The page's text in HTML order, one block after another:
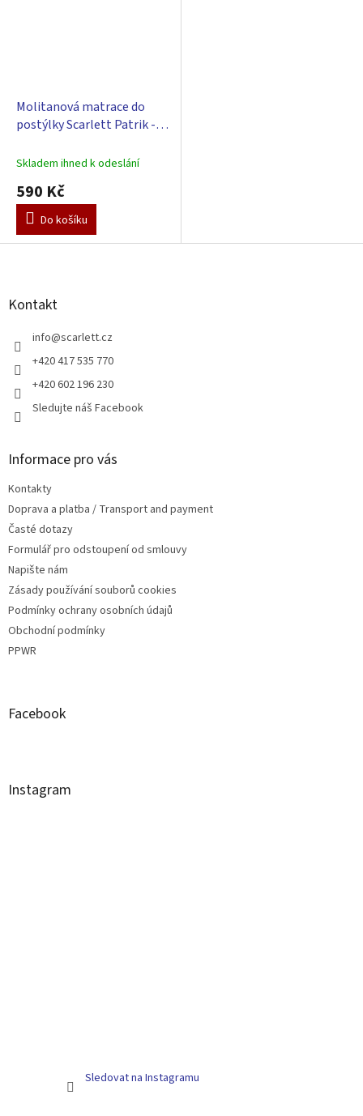
Molitanová matrace do
postýlky Scarlett Patrik -
Skladem ihned k odeslání
590 Kč
Do košíku
Z
Kontakt
info@scarlett.cz
+420 417 535 770
+420 602 196 230
Sledujte náš Facebook
Informace pro vás
Kontakty
Doprava a platba / Transport and payment
Časté dotazy
Formulář pro odstoupení od smlouvy
Napište nám
Zásady používání souborů cookies
Podmínky ochrany osobních údajů
Obchodní podmínky
PPWR
Facebook
Instagram
Sledovat na Instagramu